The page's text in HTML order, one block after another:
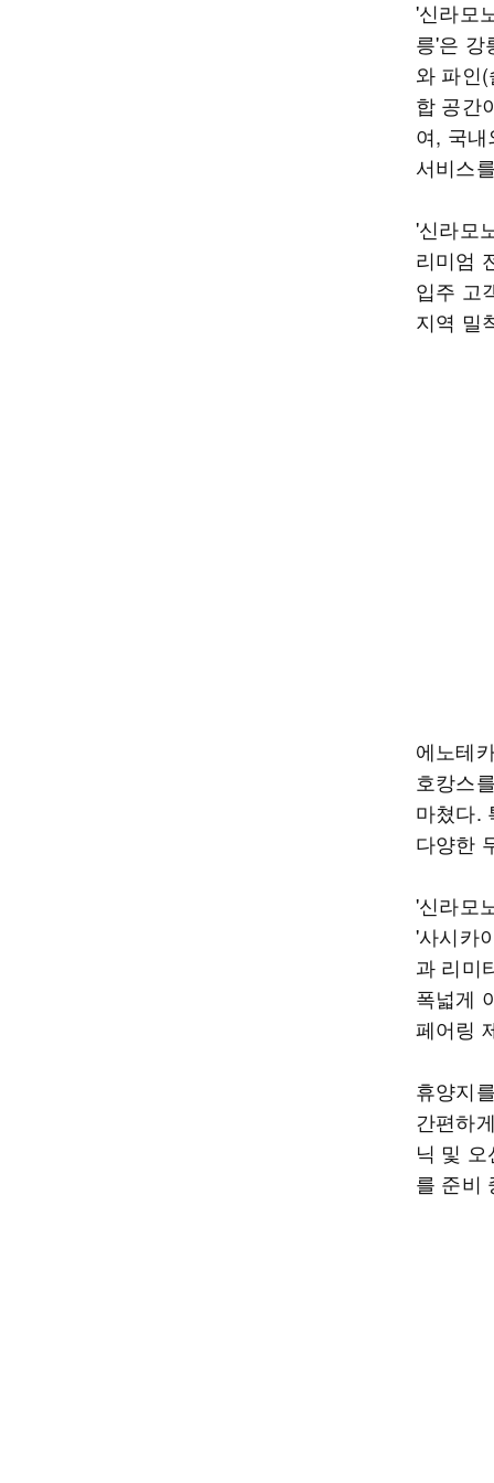
'신라모
릉'은 강
와 파인
합 공간
여, 국
서비스
'신라모
리미엄
입주 고
지역 밀
에노테
호캉스
마쳤다.
다양한
'신라모
'사시카
과 리미
폭넓게
페어링
휴양지
간편하
닉 및
를 준비